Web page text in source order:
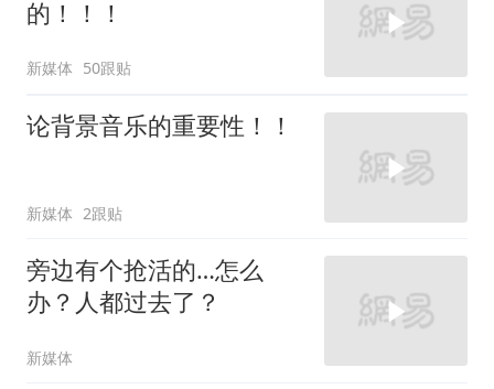
的！！！
新媒体 50跟贴
论背景音乐的重要性！！
新媒体 2跟贴
旁边有个抢活的…怎么
办？人都过去了？
新媒体